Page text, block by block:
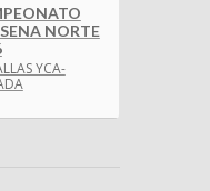
NORTE
YCA-